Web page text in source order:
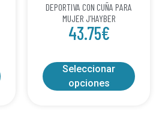
DEPORTIVA CON CUÑA PARA
MUJER J’HAYBER
43.75€
Seleccionar
opciones